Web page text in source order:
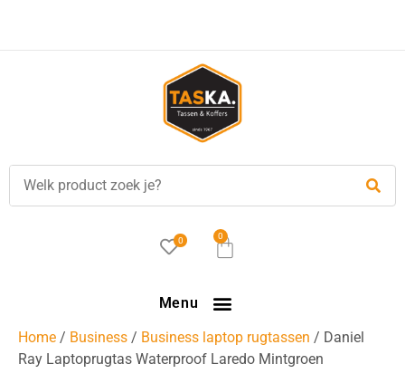
besteld, is vandaag verzonden!
0 0
Menu
Home / Business / Business laptop rugtassen / Daniel
Ray Laptoprugtas Waterproof Laredo Mintgroen